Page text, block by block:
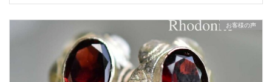
お客様の声